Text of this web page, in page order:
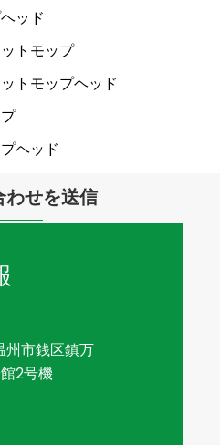
ッド
トモップ
トモップヘッド
ヘッド
せを送信
州市銭区鎮万
2号機